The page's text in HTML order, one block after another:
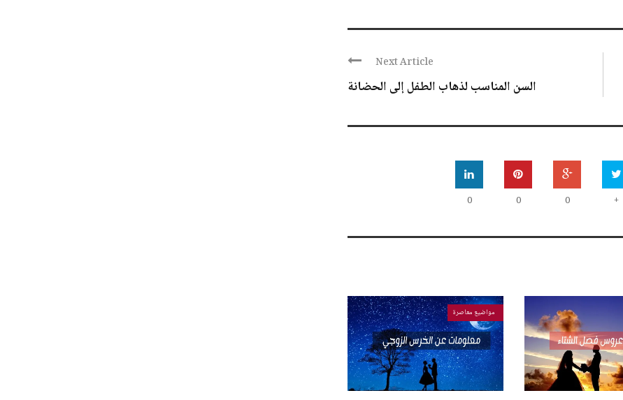
Next Article
السن المناسب لذهاب الطفل إلى الحضانة
+
0
0
0
مواضيع معاصرة